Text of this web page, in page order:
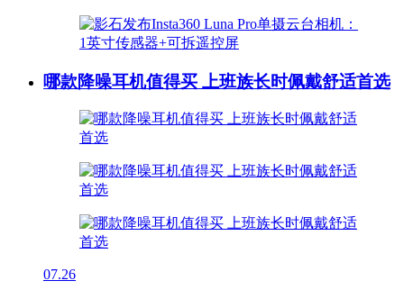
哪款降噪耳机值得买 上班族长时佩戴舒适首选
07.26